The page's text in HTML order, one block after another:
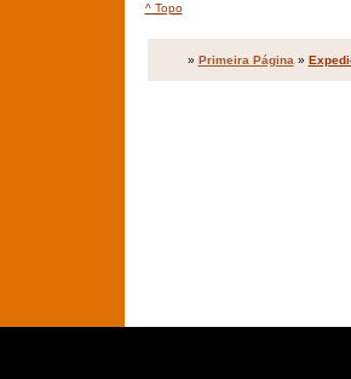
^ Topo
» Primeira Página »